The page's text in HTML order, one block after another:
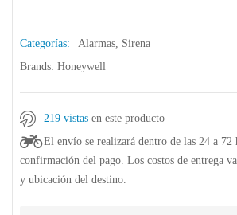
Categorías: Alarmas Sirena
Brands: Honeywell
219 vistas en este producto
El envío se realizará dentro de las 24 a 72
confirmación del pago. Los costos de entrega
y ubicación del destino.